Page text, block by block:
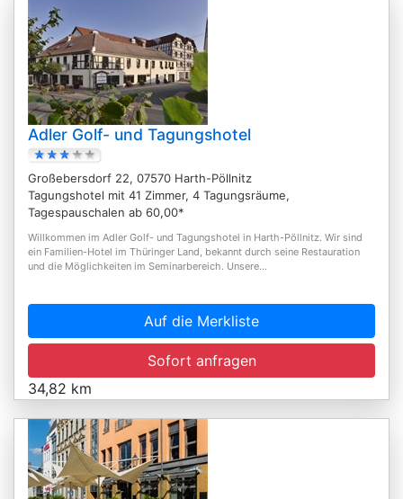
Adler Golf- und Tagungshotel
Großebersdorf 22, 07570 Harth-Pöllnitz
Tagungshotel mit 41 Zimmer, 4 Tagungsräume,
Tagespauschalen ab 60,00*
Willkommen im Adler Golf- und Tagungshotel in Harth-Pöllnitz. Wir sind
ein Familien-Hotel im Thüringer Land, bekannt durch seine Restauration
und die Möglichkeiten im Seminarbereich. Unsere...
Auf die Merkliste
Sofort anfragen
34,82 km